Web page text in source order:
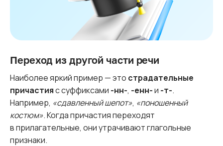
Переход из другой части речи
Наиболее яркий пример — это страдательные
причастияс суффиксами -нн-, -енн-и -т-.
Например, «сдавленный шепот», «поношенный
костюм». Когда причастия переходят
в прилагательные, они утрачивают глагольные
признаки.